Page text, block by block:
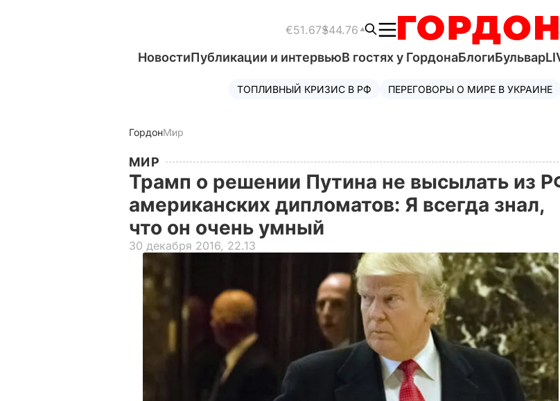
€51.67$44.76
НовостиПубликации и интервьюВ гостях у ГордонаБлогиБульвар
ТОПЛИВНЫЙ КРИЗИС В РФ ПЕРЕГОВОРЫ О МИРЕ В УКРАИНЕ
ГордонМир
МИР
Трамп о решении Путина не высылать из
американских дипломатов: Я всегда знал,
что он очень умный
30 декабря 2016, 22.13